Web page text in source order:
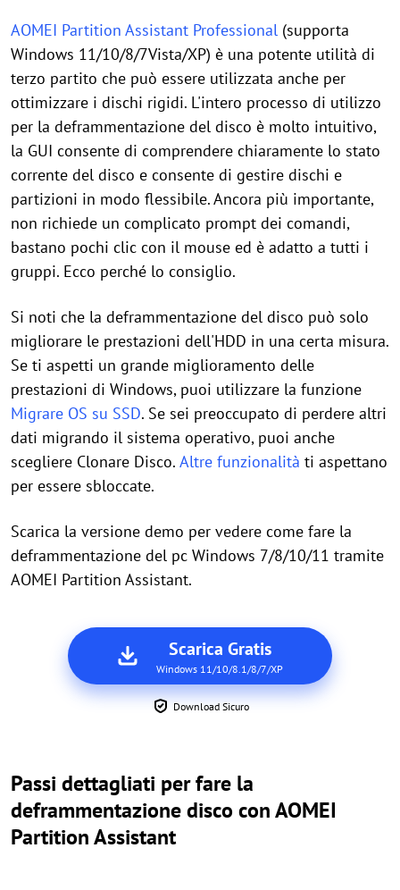
AOMEI Partition Assistant Professional (supporta
Windows 11/10/8/7Vista/XP) è una potente utilità di
terzo partito che può essere utilizzata anche per
ottimizzare i dischi rigidi. L'intero processo di utilizzo
per la deframmentazione del disco è molto intuitivo,
la GUI consente di comprendere chiaramente lo stato
corrente del disco e consente di gestire dischi e
partizioni in modo flessibile. Ancora più importante,
non richiede un complicato prompt dei comandi,
bastano pochi clic con il mouse ed è adatto a tutti i
gruppi. Ecco perché lo consiglio.
Si noti che la deframmentazione del disco può solo
migliorare le prestazioni dell'HDD in una certa misura.
Se ti aspetti un grande miglioramento delle
prestazioni di Windows, puoi utilizzare la funzione
Migrare OS su SSD. Se sei preoccupato di perdere altri
dati migrando il sistema operativo, puoi anche
scegliere Clonare Disco. Altre funzionalità ti aspettano
per essere sbloccate.
Scarica la versione demo per vedere come fare la
deframmentazione del pc Windows 7/8/10/11 tramite
AOMEI Partition Assistant.
Scarica Gratis
Windows 11/10/8.1/8/7/XP
Download Sicuro
Passi dettagliati per fare la
deframmentazione disco con AOMEI
Partition Assistant